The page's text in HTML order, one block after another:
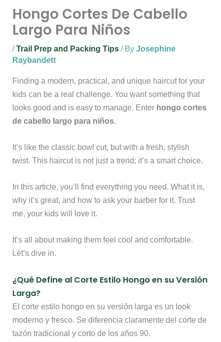
Hongo Cortes De Cabello
Largo Para Niños
/Trail Prep and Packing Tips / ByJosephine
Raybandett
Finding a modern, practical, and unique haircut for your
kids can be a real challenge. You want something that
looks good and is easy to manage. Enter hongo cortes
de cabello largo para niños.
It’s like the classic bowl cut, but with a fresh, stylish
twist. This haircut is not just a trend; it’s a smart choice.
In this article, you’ll find everything you need. What it is,
why it’s great, and how to ask your barber for it. Trust
me, your kids will love it.
It’s all about making them feel cool and comfortable.
Let’s dive in.
¿Qué Define al Corte Estilo Hongo en su Versión
Larga?
El corte estilo hongo en su versión larga es un look
moderno y fresco. Se diferencia claramente del corte de
tazón tradicional y corto de los años 90.